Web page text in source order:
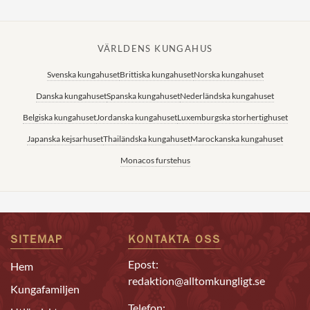
VÄRLDENS KUNGAHUS
Svenska kungahusetBrittiska kungahusetNorska kungahuset
Danska kungahusetSpanska kungahusetNederländska kungahuset
Belgiska kungahusetJordanska kungahusetLuxemburgska storhertighuset
Japanska kejsarhusetThailändska kungahusetMarockanska kungahuset
Monacos furstehus
SITEMAP
Hem
Kungafamiljen
KONTAKTA OSS
Epost:
redaktion@alltomkungligt.se